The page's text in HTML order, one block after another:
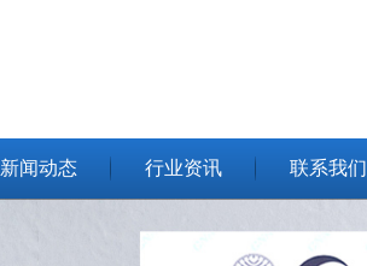
新闻动态 行业资讯 联系我们